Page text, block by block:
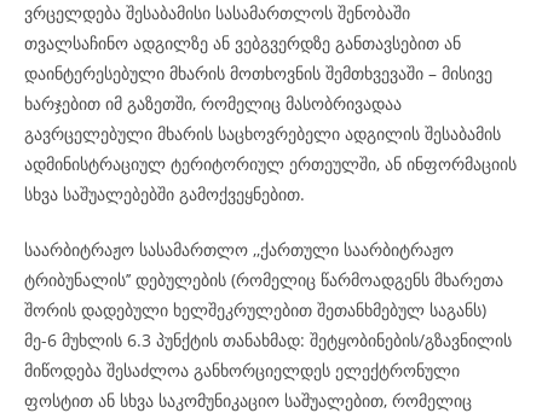
ვრცელდება შესაბამისი სასამართლოს შენობაში
თვალსაჩინო ადგილზე ან ვებგვერდზე განთავსებით ან
დაინტერესებული მხარის მოთხოვნის შემთხვევაში – მისივე
ხარჯებით იმ გაზეთში, რომელიც მასობრივადაა
გავრცელებული მხარის საცხოვრებელი ადგილის შესაბამის
ადმინისტრაციულ ტერიტორიულ ერთეულში, ან ინფორმაციის
სხვა საშუალებებში გამოქვეყნებით.
საარბიტრაჟო სასამართლო ,,ქართული საარბიტრაჟო
ტრიბუნალის’’ დებულების (რომელიც წარმოადგენს მხარეთა
შორის დადებული ხელშეკრულებით შეთანხმებულ საგანს)
მე-6 მუხლის 6.3 პუნქტის თანახმად: შეტყობინების/გზავნილის
მიწოდება შესაძლოა განხორციელდეს ელექტრონული
ფოსტით ან სხვა საკომუნიკაციო საშუალებით, რომელიც